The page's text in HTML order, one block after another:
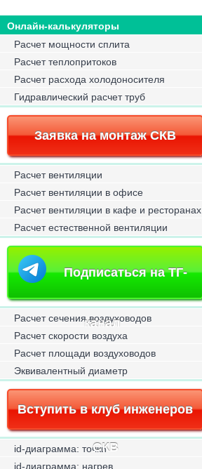
Онлайн-калькуляторы
Расчет мощности сплита
Расчет теплопритоков
Расчет расхода холодоносителя
Гидравлический расчет труб
Заявка на монтаж СКВ
Расчет вентиляции
Расчет вентиляции в офисе
Расчет вентиляции в кафе и ресторанах
Расчет естественной вентиляции
Подписаться на ТГ-
канал
Расчет сечения воздуховодов
Расчет скорости воздуха
Расчет площади воздуховодов
Эквивалентный диаметр
Вступить в клуб инженеров
СКВ
id-диаграмма: точки
id-диаграмма: нагрев